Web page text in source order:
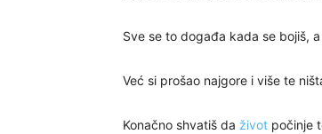
Sve se to događa kada se bojiš,
Već si prošao najgore i više te
Konačno shvatiš da život počinje